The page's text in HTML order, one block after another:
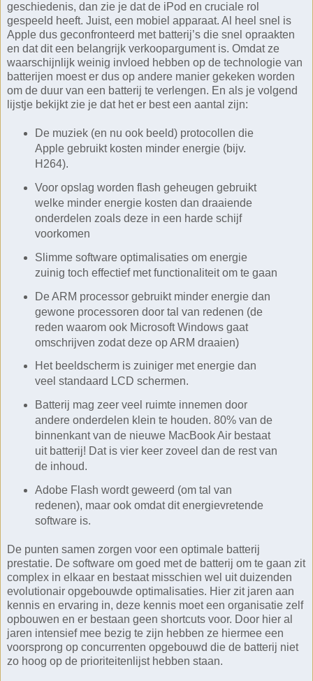
geschiedenis, dan zie je dat de iPod en cruciale rol
gespeeld heeft. Juist, een mobiel apparaat. Al heel snel is
Apple dus geconfronteerd met batterij’s die snel opraakten
en dat dit een belangrijk verkoopargument is. Omdat ze
waarschijnlijk weinig invloed hebben op de technologie van
batterijen moest er dus op andere manier gekeken worden
om de duur van een batterij te verlengen. En als je volgend
lijstje bekijkt zie je dat het er best een aantal zijn:
De muziek (en nu ook beeld) protocollen die
Apple gebruikt kosten minder energie (bijv.
H264).
Voor opslag worden flash geheugen gebruikt
welke minder energie kosten dan draaiende
onderdelen zoals deze in een harde schijf
voorkomen
Slimme software optimalisaties om energie
zuinig toch effectief met functionaliteit om te gaan
De ARM processor gebruikt minder energie dan
gewone processoren door tal van redenen (de
reden waarom ook Microsoft Windows gaat
omschrijven zodat deze op ARM draaien)
Het beeldscherm is zuiniger met energie dan
veel standaard LCD schermen.
Batterij mag zeer veel ruimte innemen door
andere onderdelen klein te houden. 80% van de
binnenkant van de nieuwe MacBook Air bestaat
uit batterij! Dat is vier keer zoveel dan de rest van
de inhoud.
Adobe Flash wordt geweerd (om tal van
redenen), maar ook omdat dit energievretende
software is.
De punten samen zorgen voor een optimale batterij
prestatie. De software om goed met de batterij om te gaan zit
complex in elkaar en bestaat misschien wel uit duizenden
evolutionair opgebouwde optimalisaties. Hier zit jaren aan
kennis en ervaring in, deze kennis moet een organisatie zelf
opbouwen en er bestaan geen shortcuts voor. Door hier al
jaren intensief mee bezig te zijn hebben ze hiermee een
voorsprong op concurrenten opgebouwd die de batterij niet
zo hoog op de prioriteitenlijst hebben staan.